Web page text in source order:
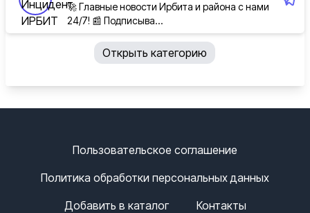
🚀 Главные новости Ирбита и района с нами
24/7! 📰 Подписыва...
Открыть категорию
Пользовательское соглашение
Политика обработки персональных данных
Добавить в каталог
Контакты